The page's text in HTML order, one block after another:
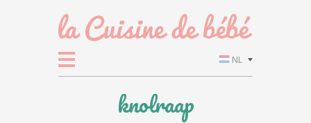
NL
knolraap